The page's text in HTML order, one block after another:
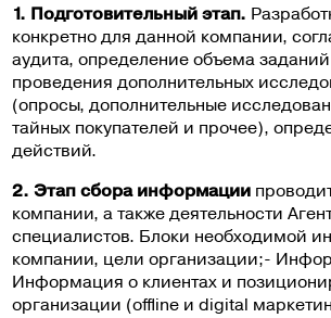
1. Подготовительный этап.
конкретно для данной компании,
аудита, определение объема
проведения дополнительных
(опросы, дополнительные
тайных покупателей и прочее),
действий.
2. Этап сбора информации
компании, а также деятельности
специалистов. Блоки
компании, цели организации;-
Информация о клиентах и
организации (offline и digital